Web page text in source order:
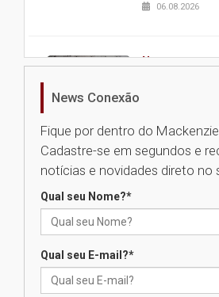
06.08.2026
Nova
Universidade
realizará nova
das novas
News Conexão
Fique por dentro do
Cadastre-se em segundos e
notícias e novidades direto no
Qual seu Nome?*
Qual seu E-mail?*